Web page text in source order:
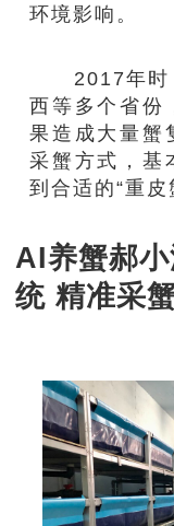
环境影响。
2017年时，
西等多个省份
果造成大量蟹
采蟹方式，基
到合适的“重皮
AI养蟹郝
统 精准采